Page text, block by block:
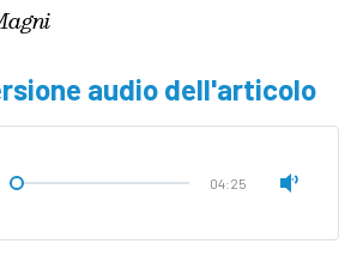
audio dell'articolo
04:25